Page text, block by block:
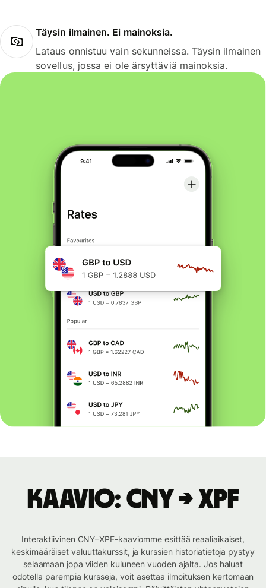
Täysin ilmainen. Ei mainoksia.
Lataus onnistuu vain sekunneissa. Täysin ilmainen
sovellus, jossa ei ole ärsyttäviä mainoksia.
Kaavio: CNY → XPF
Interaktiivinen CNY–XPF-kaaviomme esittää reaaliaikaiset,
keskimääräiset valuuttakurssit, ja kurssien historiatietoja pystyy
selaamaan jopa viiden kuluneen vuoden ajalta. Jos haluat
odotella parempia kursseja, voit asettaa ilmoituksen kertomaan